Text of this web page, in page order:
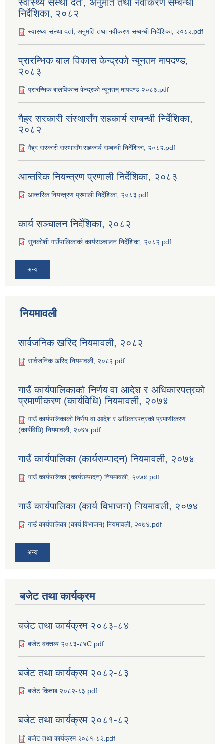
स्वास्थ्य संस्था दर्ता, अनुमति तथा नवीकरण सम्बन्धी
निर्देशिका, २०८२
स्वास्थ्य संस्था दर्ता, अनुमति तथा नवीकरण सम्बन्धी निर्देशिका, २०८२.pdf
प्रारम्भिक बाल विकास केन्द्रको न्यूनतम मापदण्ड,
२०८३
प्रारम्भिक बालविकास केन्द्रको न्यूनतम् मापदण्ड २०८३.pdf
गैह्र सरकारी संस्थासँग सहकार्य सम्बन्धी निर्देशिका,
२०८२
गैह्र सरकारी संस्थासँग सहकार्य सम्बन्धी निर्देशिका, २०८२.pdf
आन्तरिक नियन्त्रण प्रणाली निर्देशिका, २०८३
आन्तरिक नियन्त्रण प्रणाली निर्देशिका, २०८३.pdf
कार्य सञ्‍चालन निर्देशिका, २०८२
सुनकोशी गाउँपालिकाको कार्यसञ्‍चालन निर्देशिका, २०८२.pdf
अन्य
नियमावली
सार्वजनिक खरिद नियमावली, २०८२
सार्वजनिक खरिद नियमावली, २०८२.pdf
गाउँ कार्यपालिकाको निर्णय वा आदेश र अधिकारपत्रको
प्रमाणीकरण (कार्यविधि) नियमावली, २०७४
गाउँ कार्यपालिकाको निर्णय वा आदेश र अधिकारपत्रको प्रमाणीकरण
(कार्यविधि) नियमावली, २०७४.pdf
गाउँ कार्यपालिका (कार्यसम्पादन) नियमावली, २०७४
गाउँ कार्यपालिका (कार्यसम्पादन) नियमावली, २०७४.pdf
गाउँ कार्यपालिका (कार्य विभाजन) नियमावली, २०७४
गाउँ कार्यपालिका (कार्य विभाजन) नियमावली, २०७४.pdf
अन्य
बजेट तथा कार्यक्रम
बजेट तथा कार्यक्रम २०८३-८४
बजेट वक्तब्य २०८३-८४C.pdf
बजेट तथा कार्यक्रम २०८२-८३
बजेट किताब २०८२-८३.pdf
बजेट तथा कार्यक्रम २०८१-८२
बजेट तथा कार्यक्रम २०८१-८२.pdf